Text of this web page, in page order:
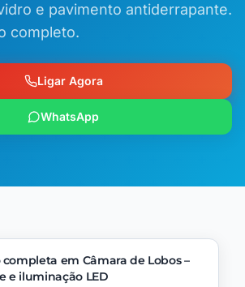
e pavimento antiderrapante.
completo.
Ligar Agora
WhatsApp
📍Câmara de Lobos
DEPOIS
em Câmara de Lobos –
e iluminação LED